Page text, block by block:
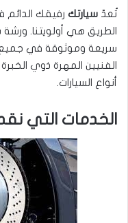
تُعدّ سيارتك رفيقك الدائم
الطريق هي أولويتنا.
سريعة وموثوقة في جميع
الفنيين المهرة ذوي
أنواع السيارات.
الخدمات التي